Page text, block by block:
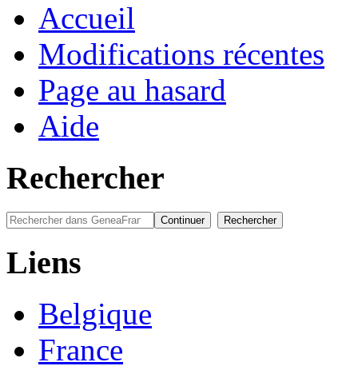
Accueil
Modifications récentes
Page au hasard
Aide
Rechercher
Liens
Belgique
France